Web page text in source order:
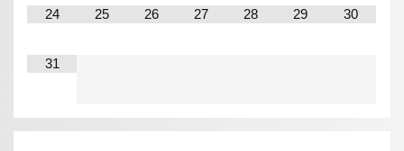
24 25 26 27 28 29 30
31